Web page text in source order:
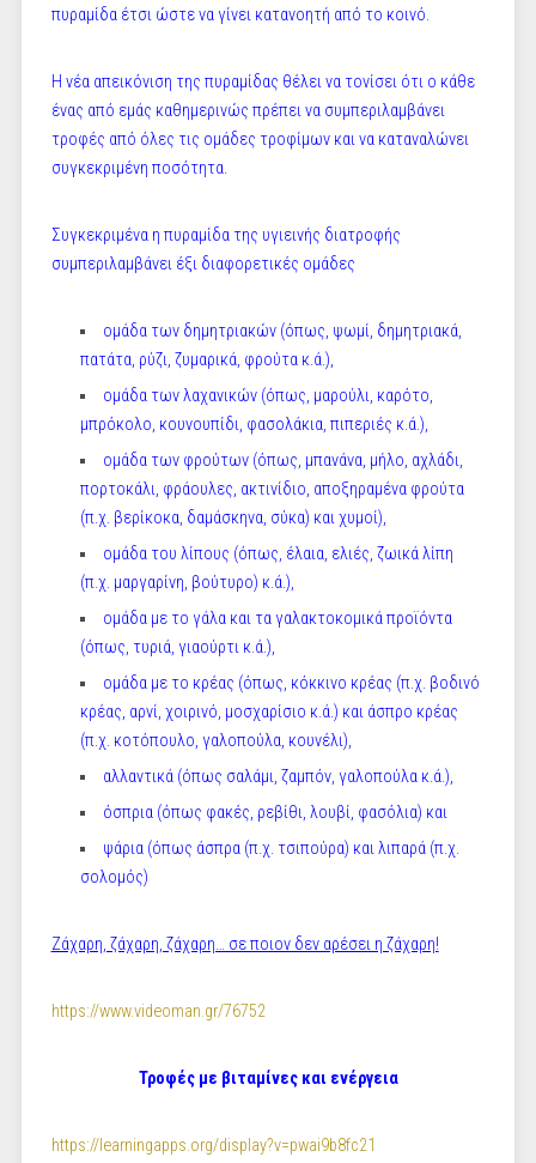
πυραμίδα έτσι ώστε να γίνει κατανοητή από το κοινό.
Η νέα απεικόνιση της πυραμίδας θέλει να τονίσει ότι ο κάθε
ένας από εμάς καθημερινώς πρέπει να συμπεριλαμβάνει
τροφές από όλες τις ομάδες τροφίμων και να καταναλώνει
συγκεκριμένη ποσότητα.
Συγκεκριμένα η πυραμίδα της υγιεινής διατροφής
συμπεριλαμβάνει έξι διαφορετικές ομάδες
ομάδα των δημητριακών (όπως, ψωμί, δημητριακά,
πατάτα, ρύζι, ζυμαρικά, φρούτα κ.ά.),
ομάδα των λαχανικών (όπως, μαρούλι, καρότο,
μπρόκολο, κουνουπίδι, φασολάκια, πιπεριές κ.ά.),
ομάδα των φρούτων (όπως, μπανάνα, μήλο, αχλάδι,
πορτοκάλι, φράουλες, ακτινίδιο, αποξηραμένα φρούτα
(π.χ. βερίκοκα, δαμάσκηνα, σύκα) και χυμοί),
ομάδα του λίπους (όπως, έλαια, ελιές, ζωικά λίπη
(π.χ. μαργαρίνη, βούτυρο) κ.ά.),
ομάδα με το γάλα και τα γαλακτοκομικά προϊόντα
(όπως, τυριά, γιαούρτι κ.ά.),
ομάδα με το κρέας (όπως, κόκκινο κρέας (π.χ. βοδινό
κρέας, αρνί, χοιρινό, μοσχαρίσιο κ.ά.) και άσπρο κρέας
(π.χ. κοτόπουλο, γαλοπούλα, κουνέλι),
αλλαντικά (όπως σαλάμι, ζαμπόν, γαλοπούλα κ.ά.),
όσπρια (όπως φακές, ρεβίθι, λουβί, φασόλια) και
ψάρια (όπως άσπρα (π.χ. τσιπούρα) και λιπαρά (π.χ.
σολομός)
Ζάχαρη, ζάχαρη, ζάχαρη… σε ποιον δεν αρέσει η ζάχαρη!
https://www.videoman.gr/76752
Τροφές με βιταμίνες και ενέργεια
https://learningapps.org/display?v=pwai9b8fc21